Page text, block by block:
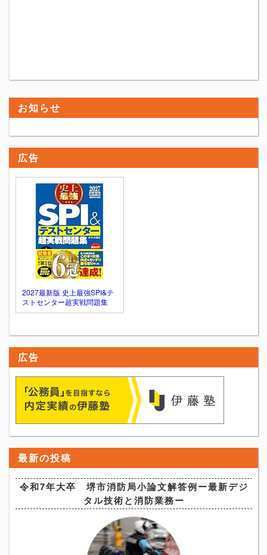
お知らせ
広告
2027最新版 史上最強SPI&テ
ストセンター超実戦問題集
広告
最新の投稿
令和7年大卒 堺市消防局小論文解答例ー最新デジ
タル技術と消防業務ー